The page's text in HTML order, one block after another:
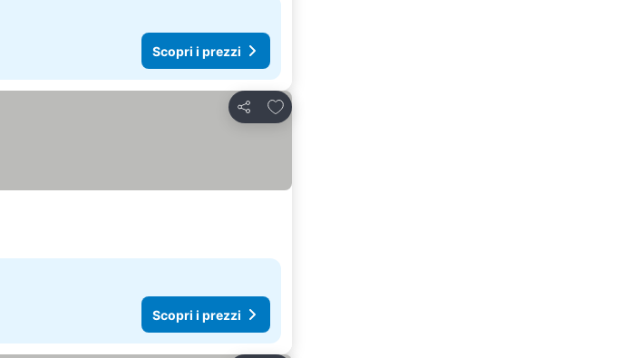
Scopri i prezzi
Condividi
Aggiungi ai preferiti
Scopri i prezzi